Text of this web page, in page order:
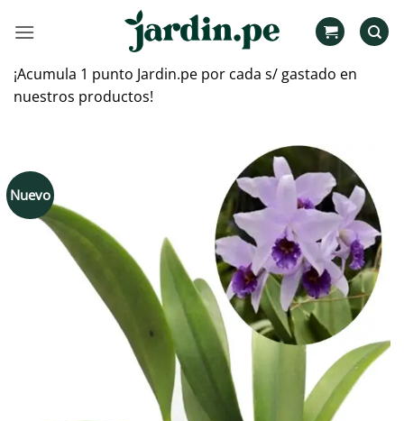
¡Acumula 1 punto Jardin.pe por cada s/ gastado en
nuestros productos!
Nuevo